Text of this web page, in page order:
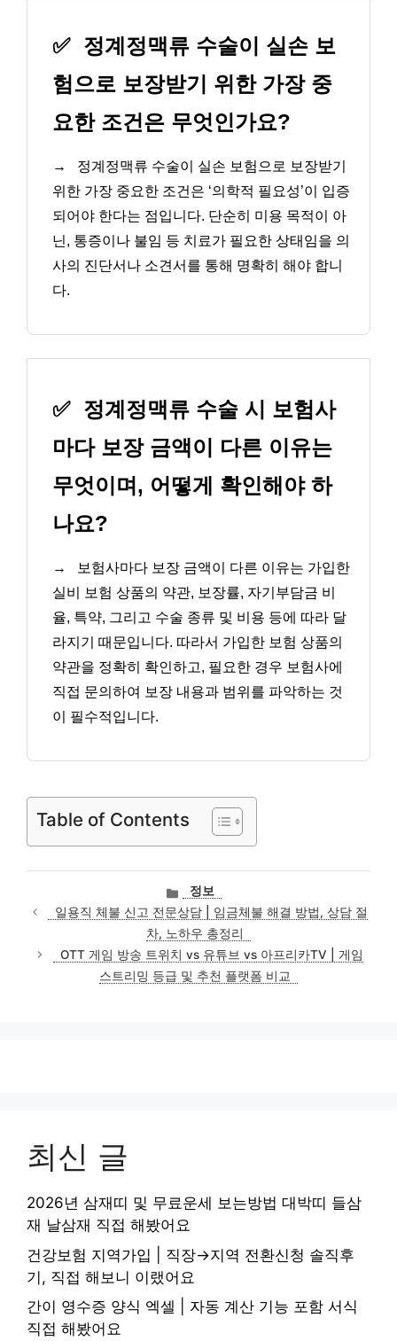
✅ 정계정맥류 수술이 실손 보
험으로 보장받기 위한 가장 중
요한 조건은 무엇인가요?
→
정계정맥류 수술이 실손 보험으로 보장받기
위한 가장 중요한 조건은 ‘의학적 필요성’이 입증
되어야 한다는 점입니다. 단순히 미용 목적이 아
닌, 통증이나 불임 등 치료가 필요한 상태임을 의
사의 진단서나 소견서를 통해 명확히 해야 합니
다.
✅ 정계정맥류 수술 시 보험사
마다 보장 금액이 다른 이유는
무엇이며, 어떻게 확인해야 하
나요?
→
보험사마다 보장 금액이 다른 이유는 가입한
실비 보험 상품의 약관, 보장률, 자기부담금 비
율, 특약, 그리고 수술 종류 및 비용 등에 따라 달
라지기 때문입니다. 따라서 가입한 보험 상품의
약관을 정확히 확인하고, 필요한 경우 보험사에
직접 문의하여 보장 내용과 범위를 파악하는 것
이 필수적입니다.
Table of Contents
카
테
고
리
정보
일용직 체불 신고 전문상담 | 임금체불 해결 방법, 상담 절
차, 노하우 총정리
OTT 게임 방송 트위치 vs 유튜브 vs 아프리카TV | 게임
스트리밍 등급 및 추천 플랫폼 비교
최신 글
2026년 삼재띠 및 무료운세 보는방법 대박띠 들삼
재 날삼재 직접 해봤어요
건강보험 지역가입 | 직장→지역 전환신청 솔직후
기, 직접 해보니 이랬어요
간이 영수증 양식 엑셀 | 자동 계산 기능 포함 서식
직접 해봤어요